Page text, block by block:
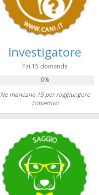
Investigatore
Fai 15 domande
0%
Ne mancano 15 per raggiungere
l'obiettivo